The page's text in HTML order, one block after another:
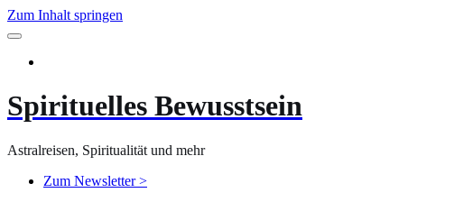
Zum Inhalt springen
Spirituelles Bewusstsein
Astralreisen, Spiritualität und mehr
Zum Newsletter >